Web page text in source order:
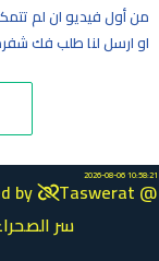
من أول فيديو ان لم
او ارسل لنا طلب فك
by
Taswerat @
سر
2026-08-06 10:58:21